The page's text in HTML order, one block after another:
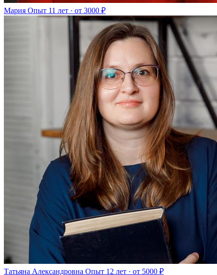
Мария Опыт 11 лет · от 3000 ₽
Татьяна Александровна Опыт 12 лет · от 5000 ₽